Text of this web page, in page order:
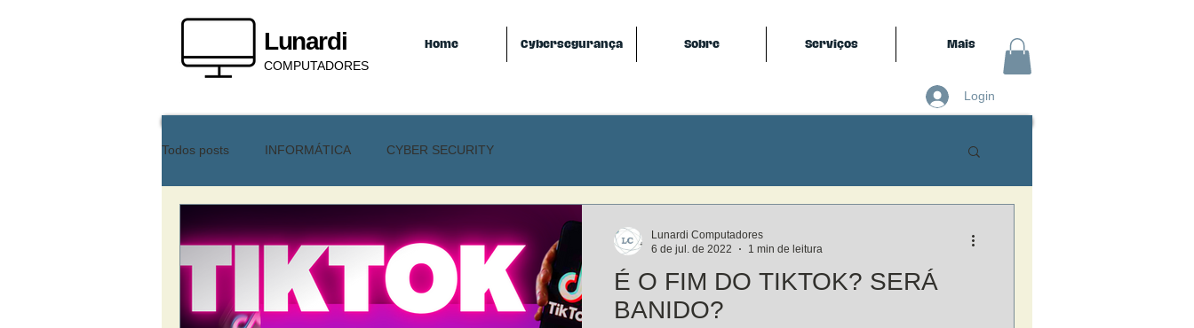
Lunardi
COMPUTADORES
Home Cybersegurança Sobre Serviços Mais
Login
Todos posts INFORMÁTICA CYBER SECURITY
É O FIM DO TIKTOK? SERÁ
BANIDO?
Lunardi Computadores
6 de jul. de 2022
1 min de leitura